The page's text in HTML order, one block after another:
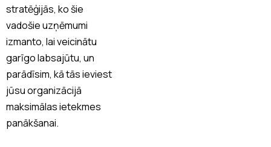
stratēģijās, ko šie
vadošie uzņēmumi
izmanto, lai veicinātu
garīgo labsajūtu, un
parādīsim, kā tās ieviest
jūsu organizācijā
maksimālas ietekmes
panākšanai.